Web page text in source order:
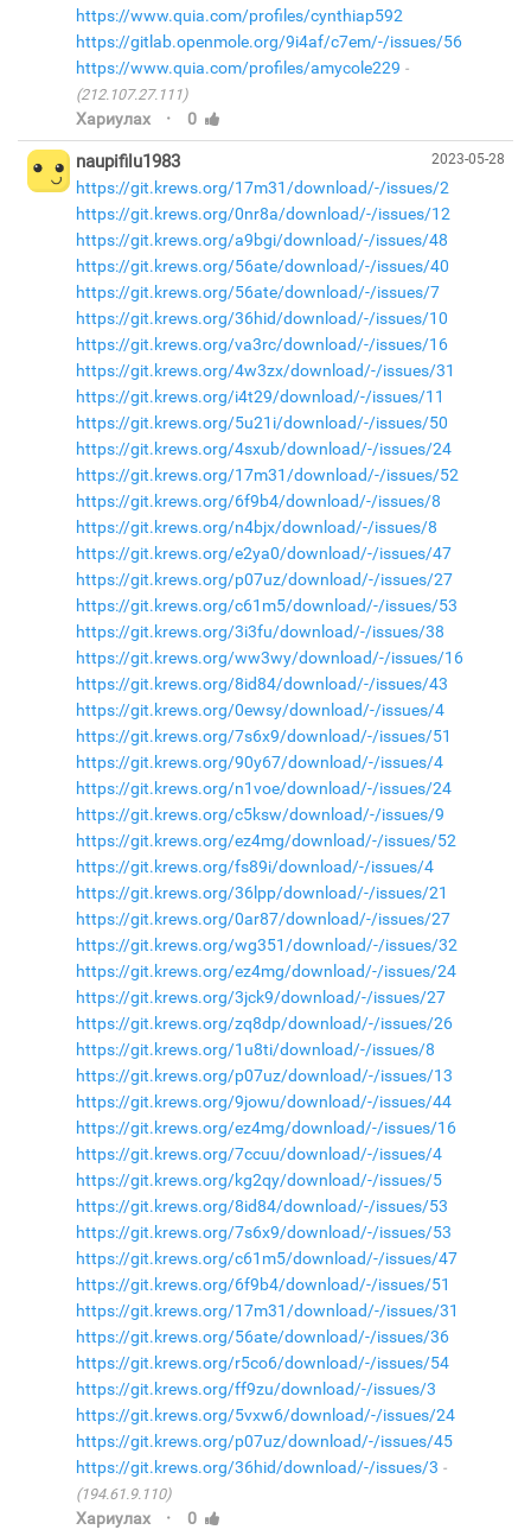
https://www.quia.com/profiles/cynthiap592
https://gitlab.openmole.org/9i4af/c7em/-/issues/56
https://www.quia.com/profiles/amycole229
(212.107.27.111)
Хариулах · 0
2023-05-28
naupifilu1983
https://git.krews.org/17m31/download/-/issues/2
https://git.krews.org/0nr8a/download/-/issues/12
https://git.krews.org/a9bgi/download/-/issues/48
https://git.krews.org/56ate/download/-/issues/40
https://git.krews.org/56ate/download/-/issues/7
https://git.krews.org/36hid/download/-/issues/10
https://git.krews.org/va3rc/download/-/issues/16
https://git.krews.org/4w3zx/download/-/issues/31
https://git.krews.org/i4t29/download/-/issues/11
https://git.krews.org/5u21i/download/-/issues/50
https://git.krews.org/4sxub/download/-/issues/24
https://git.krews.org/17m31/download/-/issues/52
https://git.krews.org/6f9b4/download/-/issues/8
https://git.krews.org/n4bjx/download/-/issues/8
https://git.krews.org/e2ya0/download/-/issues/47
https://git.krews.org/p07uz/download/-/issues/27
https://git.krews.org/c61m5/download/-/issues/53
https://git.krews.org/3i3fu/download/-/issues/38
https://git.krews.org/ww3wy/download/-/issues/16
https://git.krews.org/8id84/download/-/issues/43
https://git.krews.org/0ewsy/download/-/issues/4
https://git.krews.org/7s6x9/download/-/issues/51
https://git.krews.org/90y67/download/-/issues/4
https://git.krews.org/n1voe/download/-/issues/24
https://git.krews.org/c5ksw/download/-/issues/9
https://git.krews.org/ez4mg/download/-/issues/52
https://git.krews.org/fs89i/download/-/issues/4
https://git.krews.org/36lpp/download/-/issues/21
https://git.krews.org/0ar87/download/-/issues/27
https://git.krews.org/wg351/download/-/issues/32
https://git.krews.org/ez4mg/download/-/issues/24
https://git.krews.org/3jck9/download/-/issues/27
https://git.krews.org/zq8dp/download/-/issues/26
https://git.krews.org/1u8ti/download/-/issues/8
https://git.krews.org/p07uz/download/-/issues/13
https://git.krews.org/9jowu/download/-/issues/44
https://git.krews.org/ez4mg/download/-/issues/16
https://git.krews.org/7ccuu/download/-/issues/4
https://git.krews.org/kg2qy/download/-/issues/5
https://git.krews.org/8id84/download/-/issues/53
https://git.krews.org/7s6x9/download/-/issues/53
https://git.krews.org/c61m5/download/-/issues/47
https://git.krews.org/6f9b4/download/-/issues/51
https://git.krews.org/17m31/download/-/issues/31
https://git.krews.org/56ate/download/-/issues/36
https://git.krews.org/r5co6/download/-/issues/54
https://git.krews.org/ff9zu/download/-/issues/3
https://git.krews.org/5vxw6/download/-/issues/24
https://git.krews.org/p07uz/download/-/issues/45
https://git.krews.org/36hid/download/-/issues/3
(194.61.9.110)
Хариулах · 0